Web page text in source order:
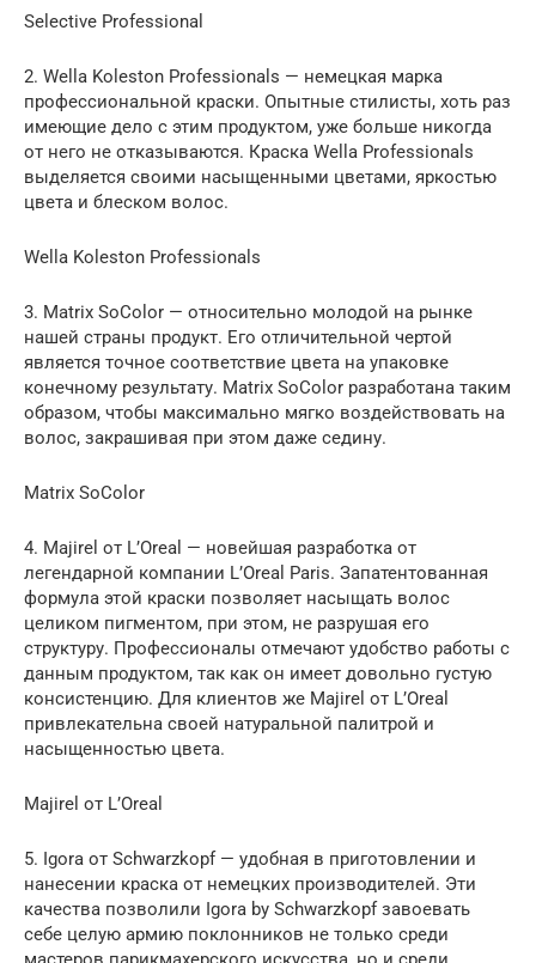
Selective Professional
2. Wella Koleston Professionals — немецкая марка
профессиональной краски. Опытные стилисты, хоть раз
имеющие дело с этим продуктом, уже больше никогда
от него не отказываются. Краска Wella Professionals
выделяется своими насыщенными цветами, яркостью
цвета и блеском волос.
Wella Koleston Professionals
3. Matrix SoColor — относительно молодой на рынке
нашей страны продукт. Его отличительной чертой
является точное соответствие цвета на упаковке
конечному результату. Matrix SoColor разработана таким
образом, чтобы максимально мягко воздействовать на
волос, закрашивая при этом даже седину.
Matrix SoColor
4. Majirel от L’Oreal — новейшая разработка от
легендарной компании L’Oreal Paris. Запатентованная
формула этой краски позволяет насыщать волос
целиком пигментом, при этом, не разрушая его
структуру. Профессионалы отмечают удобство работы с
данным продуктом, так как он имеет довольно густую
консистенцию. Для клиентов же Majirel от L’Oreal
привлекательна своей натуральной палитрой и
насыщенностью цвета.
Majirel от L’Oreal
5. Igora от Schwarzkopf — удобная в приготовлении и
нанесении краска от немецких производителей. Эти
качества позволили Igora by Schwarzkopf завоевать
себе целую армию поклонников не только среди